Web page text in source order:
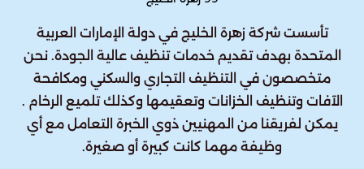
تأسست شركة زهرة الخليج في دولة الإمارات العربية
المتحدة بهدف تقديم خدمات تنظيف عالية الجودة. نحن
متخصصون في التنظيف التجاري والسكني ومكافحة
الآفات وتنظيف الخزانات وتعقيمها وكذلك تلميع الرخام .
يمكن لفريقنا من المهنيين ذوي الخبرة التعامل مع أي
وظيفة مهما كانت كبيرة أو صغيرة.